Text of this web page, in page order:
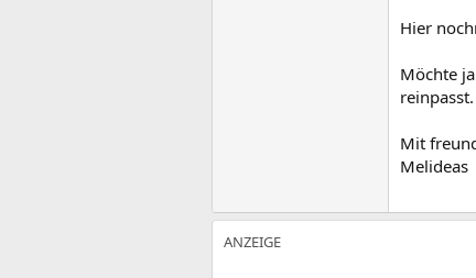
Hier
Möchte
reinpasst.
Mit
Melideas